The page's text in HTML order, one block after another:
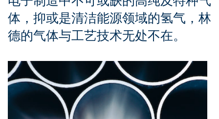
体，抑或是清洁能源领域的氢气，林
德的气体与工艺技术无处不在。